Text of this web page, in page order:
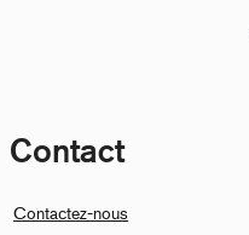
Contact
Contactez-nous